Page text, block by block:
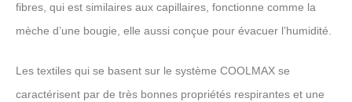
fibres, qui est similaires aux capillaires, fonctionne comme la
mèche d’une bougie, elle aussi conçue pour évacuer l’humidité.
Les textiles qui se basent sur le système COOLMAX se
caractérisent par de très bonnes propriétés respirantes et une